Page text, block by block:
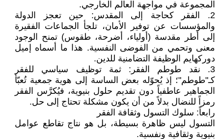
المجموعة في مواجهة العالم الخارجي.
2. الفقر كحاجة إلى المقدس: حين تعجز الدولة
والمؤسسات عن توفير الأمان، تلجأ الجماعات الفقيرة
إلى أطر مقدسة (أولياء، أضرحة، طقوس) تمنح الوجود
معنى وتحمي من الفوضى النفسية. هذا ما أسماه إميل
دوركهايم الوظيفة التضامنية للدين.
3. نقد طوطم الفقر: ثمة توظيف سياسي للفقر
كـ"طوطم"؛ إذ يُحوّله بعض الساسة إلى هوية جمعية تُعبّأ
الجماهير عاطفياً دون تقديم حلول بنيوية، فيُكرَّس الفقر
رمزاً للنضال بدلاً من أن يكون مشكلة تحتاج إلى حل.
رابعاً: سلوك التسول وثقافة الفقر
التسول ليس ظاهرة بسيطة، بل هو نتاج تقاطع عوامل
بنيوية وثقافية ونفسية.